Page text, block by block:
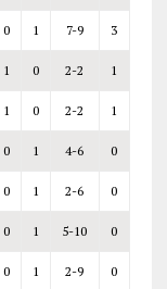
0 1 7-9 3
1 0 2-2 1
1 0 2-2 1
0 1 4-6 0
0 1 2-6 0
0 1 5-10 0
0 1 2-9 0